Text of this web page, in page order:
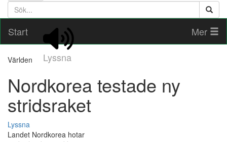
Söktext
Start
Lyssna
Mer
Världen
Nordkorea testade ny
stridsraket
Lyssna
Landet Nordkorea hotar